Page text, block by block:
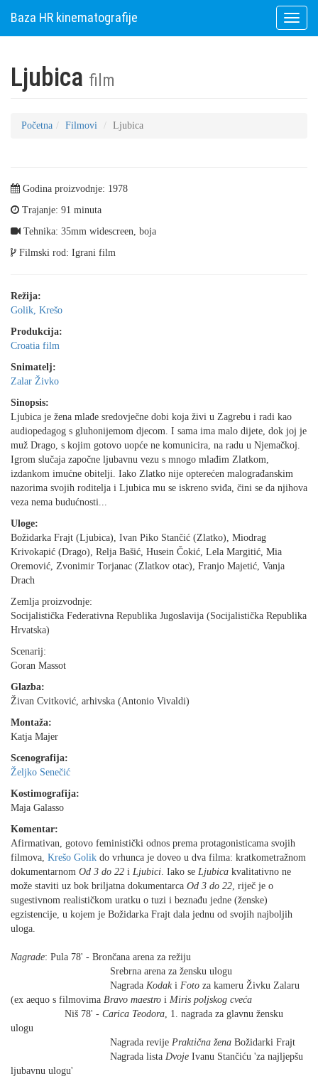
Toggle
Baza HR kinematografije
Ljubica film
Početna Filmovi Ljubica
Godina proizvodnje: 1978
Trajanje: 91 minuta
Tehnika: 35mm widescreen, boja
Filmski rod: Igrani film
Režija:
Golik, Krešo
Produkcija:
Croatia film
Snimatelj:
Zalar Živko
Sinopsis:
Ljubica je žena mlađe sredovječne dobi koja živi u Zagrebu i radi kao
audiopedagog s gluhonijemom djecom. I sama ima malo dijete, dok joj je
muž Drago, s kojim gotovo uopće ne komunicira, na radu u Njemačkoj.
Igrom slučaja započne ljubavnu vezu s mnogo mlađim Zlatkom,
izdankom imućne obitelji. Iako Zlatko nije opterećen malograđanskim
nazorima svojih roditelja i Ljubica mu se iskreno sviđa, čini se da njihova
veza nema budućnosti...
Uloge:
Božidarka Frajt (Ljubica), Ivan Piko Stančić (Zlatko), Miodrag
Krivokapić (Drago), Relja Bašić, Husein Čokić, Lela Margitić, Mia
Oremović, Zvonimir Torjanac (Zlatkov otac), Franjo Majetić, Vanja
Drach
Zemlja proizvodnje:
Socijalistička Federativna Republika Jugoslavija (Socijalistička Republika
Hrvatska)
Scenarij:
Goran Massot
Glazba:
Živan Cvitković, arhivska (Antonio Vivaldi)
Montaža:
Katja Majer
Scenografija:
Željko Senečić
Kostimografija:
Maja Galasso
Komentar:
Afirmativan, gotovo feministički odnos prema protagonisticama svojih
filmova, Krešo Golik do vrhunca je doveo u dva filma: kratkometražnom
dokumentarnom Od 3 do 22 i Ljubici. Iako se Ljubica kvalitativno ne
može staviti uz bok briljatna dokumentarca Od 3 do 22, riječ je o
sugestivnom realističkom uratku o tuzi i beznađu jedne (ženske)
egzistencije, u kojem je Božidarka Frajt dala jednu od svojih najboljih
uloga.
Nagrade: Pula 78' - Brončana arena za režiju
Srebrna arena za žensku ulogu
Nagrada Kodaki Foto za kameru Živku Zalaru
(ex aequo s filmovima Bravo maestro i Miris poljskog cveća
Niš 78' - Carica Teodora, 1. nagrada za glavnu žensku
ulogu
Nagrada revije Praktična žena Božidarki Frajt
Nagrada lista Dvoje Ivanu Stančiću 'za najljepšu
ljubavnu ulogu'